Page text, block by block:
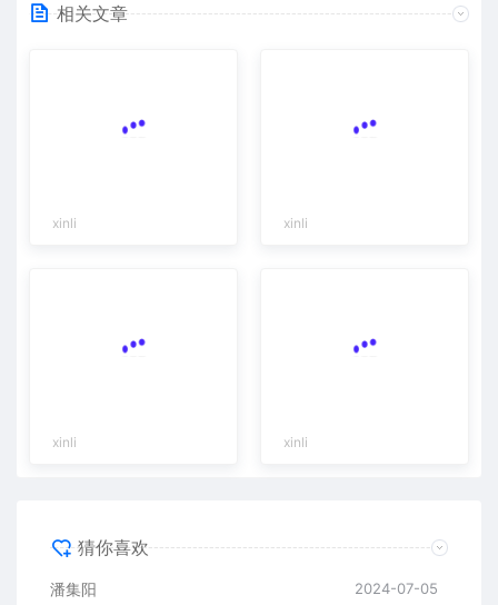
相关文章
xinli xinli
xinli xinli
猜你喜欢
潘集阳 2024-07-05